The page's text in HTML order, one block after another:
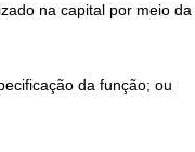
na capital por meio
da função; ou